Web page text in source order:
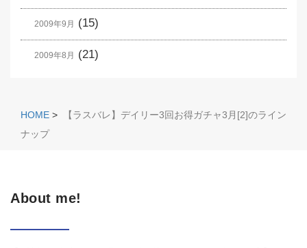
2009年9月 (15)
2009年8月 (21)
HOME >
【ラスバレ】デイリー3回お得ガチャ3月[2]のライン
ナップ
About me!